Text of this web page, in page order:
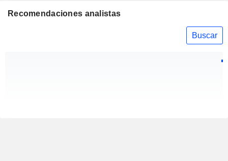
Recomendaciones analistas
Buscar